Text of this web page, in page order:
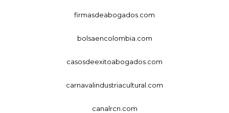
firmasdeabogados.com
bolsaencolombia.com
casosdeexitoabogados.com
carnavalindustriacultural.com
canalrcn.com